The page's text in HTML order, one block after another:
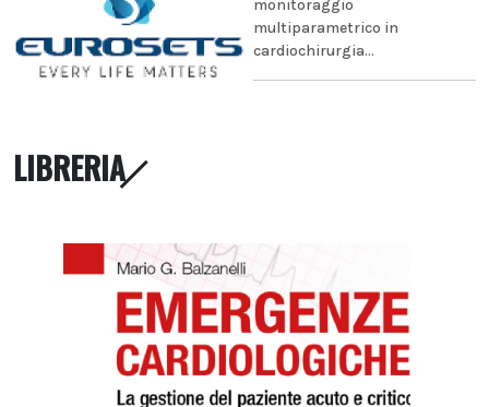
monitoraggio
multiparametrico in
cardiochirurgia...
LIBRERIA